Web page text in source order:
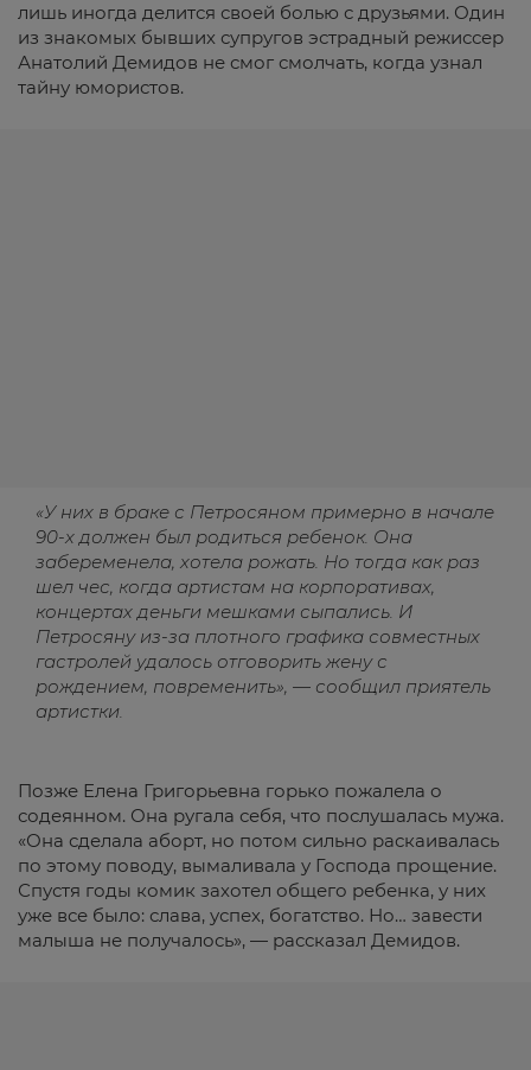
лишь иногда делится своей болью с друзьями. Один
из знакомых бывших супругов эстрадный режиссер
Анатолий Демидов не смог смолчать, когда узнал
тайну юмористов.
«У них в браке с Петросяном примерно в начале
90-х должен был родиться ребенок. Она
забеременела, хотела рожать. Но тогда как раз
шел чес, когда артистам на корпоративах,
концертах деньги мешками сыпались. И
Петросяну из-за плотного графика совместных
гастролей удалось отговорить жену с
рождением, повременить», — сообщил приятель
артистки.
Позже Елена Григорьевна горько пожалела о
содеянном. Она ругала себя, что послушалась мужа.
«Она сделала аборт, но потом сильно раскаивалась
по этому поводу, вымаливала у Господа прощение.
Спустя годы комик захотел общего ребенка, у них
уже все было: слава, успех, богатство. Но… завести
малыша не получалось», — рассказал Демидов.